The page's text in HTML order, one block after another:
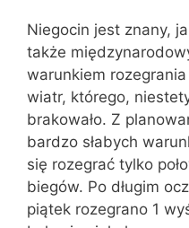
Niegocin jest znany,
także
warunkiem
wiatr, którego,
brakowało. Z
bardzo słabych
się rozegrać tylko
biegów. Po długim
piątek rozegrano 1